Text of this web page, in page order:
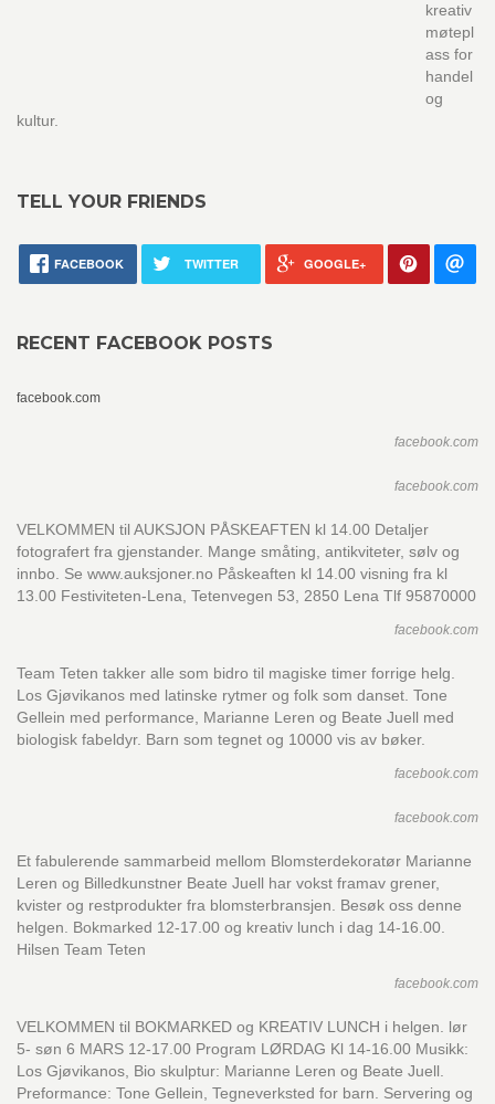
kreativ
møtepl
ass for
handel
og
kultur.
TELL YOUR FRIENDS
FACEBOOK TWITTER GOOGLE+
RECENT FACEBOOK POSTS
facebook.com
facebook.com
facebook.com
VELKOMMEN til AUKSJON PÅSKEAFTEN kl 14.00 Detaljer
fotografert fra gjenstander. Mange småting, antikviteter, sølv og
innbo. Se www.auksjoner.no Påskeaften kl 14.00 visning fra kl
13.00 Festiviteten-Lena, Tetenvegen 53, 2850 Lena Tlf 95870000
facebook.com
Team Teten takker alle som bidro til magiske timer forrige helg.
Los Gjøvikanos med latinske rytmer og folk som danset. Tone
Gellein med performance, Marianne Leren og Beate Juell med
biologisk fabeldyr. Barn som tegnet og 10000 vis av bøker.
facebook.com
facebook.com
Et fabulerende sammarbeid mellom Blomsterdekoratør Marianne
Leren og Billedkunstner Beate Juell har vokst framav grener,
kvister og restprodukter fra blomsterbransjen. Besøk oss denne
helgen. Bokmarked 12-17.00 og kreativ lunch i dag 14-16.00.
Hilsen Team Teten
facebook.com
VELKOMMEN til BOKMARKED og KREATIV LUNCH i helgen. lør
5- søn 6 MARS 12-17.00 Program LØRDAG Kl 14-16.00 Musikk:
Los Gjøvikanos, Bio skulptur: Marianne Leren og Beate Juell.
Preformance: Tone Gellein, Tegneverksted for barn. Servering og